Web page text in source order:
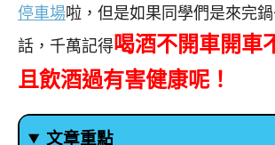
停車場啦，但是如果同學們是來完
話，千萬記得喝酒不開車開車
且飲酒過有害健康呢！
文章重點